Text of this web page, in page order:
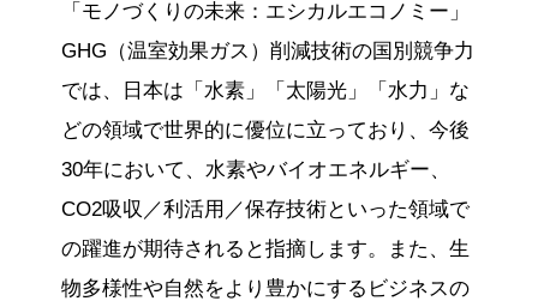
「モノづくりの未来：エシカルエコノミー」
GHG（温室効果ガス）削減技術の国別競争力
では、日本は「水素」「太陽光」「水力」な
どの領域で世界的に優位に立っており、今後
30年において、水素やバイオエネルギー、
CO2吸収／利活用／保存技術といった領域で
の躍進が期待されると指摘します。また、生
物多様性や自然をより豊かにするビジネスの